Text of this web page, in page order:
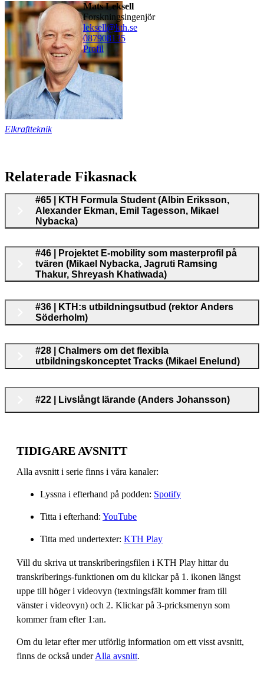
Mats Leksell
forskningsingenjör
leksell@kth.se
087908135
Profil
Elkraftteknik
Relaterade Fikasnack
#65 | KTH Formula Student (Albin Eriksson,
Alexander Ekman, Emil Tagesson, Mikael
Nybacka)
#46 | Projektet E-mobility som masterprofil på
tvären (Mikael Nybacka, Jagruti Ramsing
Thakur, Shreyash Khatiwada)
#36 | KTH:s utbildningsutbud (rektor Anders
Söderholm)
#28 | Chalmers om det flexibla
utbildningskonceptet Tracks (Mikael Enelund)
#22 | Livslångt lärande (Anders Johansson)
TIDIGARE AVSNITT
Alla avsnitt i serie finns i våra kanaler:
Lyssna i efterhand på podden: Spotify
Titta i efterhand: YouTube
Titta med undertexter: KTH Play
Vill du skriva ut transkriberingsfilen i KTH Play hittar du
transkriberings-funktionen om du klickar på 1. ikonen längst
uppe till höger i videovyn (textningsfält kommer fram till
vänster i videovyn) och 2. Klickar på 3-pricksmenyn som
kommer fram efter 1:an.
Om du letar efter mer utförlig information om ett visst avsnitt,
finns de också underAlla avsnitt.